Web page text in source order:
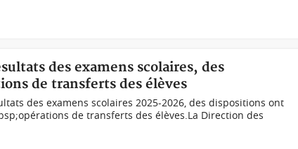
des examens scolaires, des
de transferts des élèves
des examens scolaires 2025-2026, des dispositions ont
de transferts des élèves.La Direction des